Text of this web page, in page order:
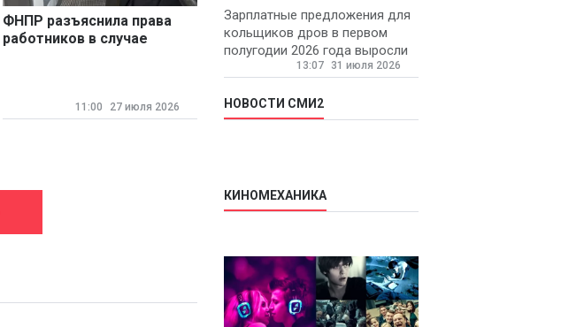
ФНПР разъяснила права
работников в случае
11:00 27 июля 2026
Зарплатные предложения для
кольщиков дров в первом
полугодии 2026 года выросли
на 58% - 62 тысяч рублей в
«Прайм».
13:07 31 июля 2026
НОВОСТИ СМИ2
КИНОМЕХАНИКА